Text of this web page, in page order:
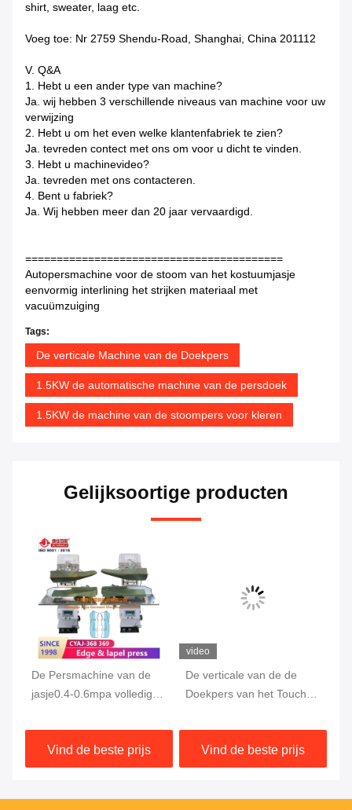
shirt, sweater, laag etc.
Voeg toe: Nr 2759 Shendu-Road, Shanghai, China 201112
V. Q&A
1. Hebt u een ander type van machine?
Ja. wij hebben 3 verschillende niveaus van machine voor uw
verwijzing
2. Hebt u om het even welke klantenfabriek te zien?
Ja. tevreden contect met ons om voor u dicht te vinden.
3. Hebt u machinevideo?
Ja. tevreden met ons contacteren.
4. Bent u fabriek?
Ja. Wij hebben meer dan 20 jaar vervaardigd.
=========================================
Autopersmachine voor de stoom van het kostuumjasje
eenvormig interlining het strijken materiaal met
vacuümzuiging
Tags:
De verticale Machine van de Doekpers
1.5KW de automatische machine van de persdoek
1.5KW de machine van de stoompers voor kleren
Gelijksoortige producten
De Persmachine van de
jasje0.4-0.6mpa volledig
Vind de beste prijs
video
De verticale van de de
Doekpers van het Touch
1.5KW
Vind de beste prijs